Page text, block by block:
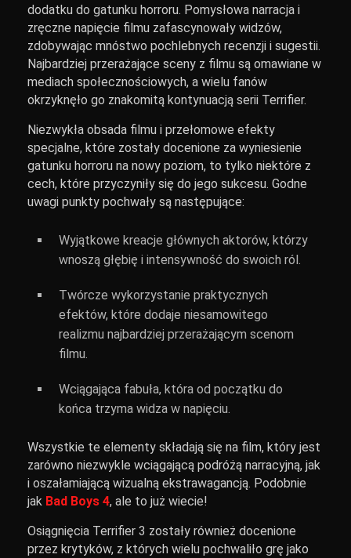
dodatku do gatunku horroru. Pomysłowa narracja i
zręczne napięcie filmu zafascynowały widzów,
zdobywając mnóstwo pochlebnych recenzji i sugestii.
Najbardziej przerażające sceny z filmu są omawiane w
mediach społecznościowych, a wielu fanów
okrzyknęło go znakomitą kontynuacją serii Terrifier.
Niezwykła obsada filmu i przełomowe efekty
specjalne, które zostały docenione za wyniesienie
gatunku horroru na nowy poziom, to tylko niektóre z
cech, które przyczyniły się do jego sukcesu. Godne
uwagi punkty pochwały są następujące:
Wyjątkowe kreacje głównych aktorów, którzy
wnoszą głębię i intensywność do swoich ról.
Twórcze wykorzystanie praktycznych
efektów, które dodaje niesamowitego
realizmu najbardziej przerażającym scenom
filmu.
Wciągająca fabuła, która od początku do
końca trzyma widza w napięciu.
Wszystkie te elementy składają się na film, który jest
zarówno niezwykle wciągającą podróżą narracyjną, jak
i oszałamiającą wizualną ekstrawagancją. Podobnie
jak Bad Boys 4, ale to już wiecie!
Osiągnięcia Terrifier 3 zostały również docenione
przez krytyków, z których wielu pochwaliło grę jako